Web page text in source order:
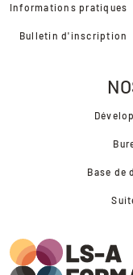
Informations pratiques
Bulletin d'inscription
Base de